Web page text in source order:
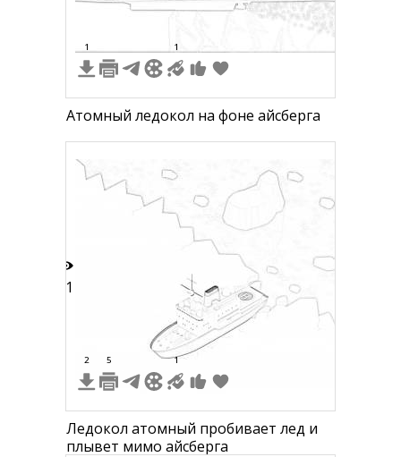
1 1
Атомный ледокол на фоне айсберга
11
2 5 1
Ледокол атомный пробивает лед и
плывет мимо айсберга